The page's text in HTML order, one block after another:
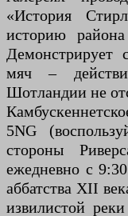
«История
историю
Демонстрирует
мяч –
Шотландии не
5NG
стороны
ежедневно с
аббатства XII
извилистой